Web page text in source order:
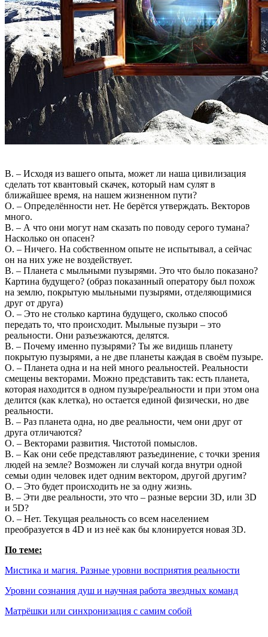
В. – Исходя из вашего опыта, может ли наша цивилизация
сделать тот квантовый скачек, который нам сулят в
ближайшее время, на нашем жизненном пути?
О. – Определённости нет. Не берётся утверждать. Векторов
много.
В. – А что они могут нам сказать по поводу серого тумана?
Насколько он опасен?
О. – Ничего. На собственном опыте не испытывал, а сейчас
он на них уже не воздействует.
В. – Планета с мыльными пузырями. Это что было показано?
Картина будущего? (образ показанный оператору был похож
на землю, покрытую мыльными пузырями, отделяющимися
друг от друга)
О. – Это не столько картина будущего, сколько способ
передать то, что происходит. Мыльные пузыри – это
реальности. Они разъезжаются, делятся.
В. – Почему именно пузырями? Ты же видишь планету
покрытую пузырями, а не две планеты каждая в своём пузыре.
О. – Планета одна и на ней много реальностей. Реальности
смещены векторами. Можно представить так: есть планета,
которая находится в одном пузыре/реальности и при этом она
делится (как клетка), но остается единой физически, но две
реальности.
В. – Раз планета одна, но две реальности, чем они друг от
друга отличаются?
О. – Векторами развития. Чистотой помыслов.
В. – Как они себе представляют разъединение, с точки зрения
людей на земле? Возможен ли случай когда внутри одной
семьи один человек идет одним вектором, другой другим?
О. – Это будет происходить не за одну жизнь.
В. – Эти две реальности, это что – разные версии 3D, или 3D
и 5D?
О. – Нет. Текущая реальность со всем населением
преобразуется в 4D и из неё как бы клонируется новая 3D.
По теме:
Мистика и магия. Разные уровни восприятия реальности
Уровни сознания душ и научная работа звездных команд
Матрёшки или синхронизация с самим собой